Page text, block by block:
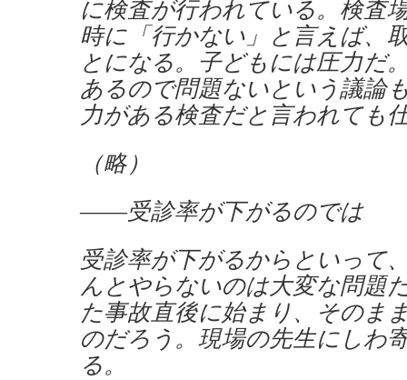
に検査が行われている。検査
時に「行かない」と言えば、
とになる。子どもには圧力だ
あるので問題ないという議論
力がある検査だと言われても
（略）
――受診率が下がるのでは
受診率が下がるからといって
んとやらないのは大変な問題
た事故直後に始まり、そのま
のだろう。現場の先生にしわ
る。